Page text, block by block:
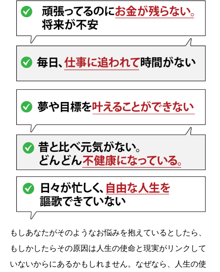
もしあなたがそのようなお悩みを抱えているとしたら、
もしかしたらその原因は人生の使命と現実がリンクして
いないからにあるかもしれません。なぜなら、人生の使